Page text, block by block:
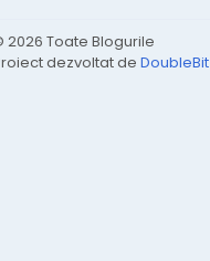
2026 Toate Blogurile
dezvoltat de DoubleBit